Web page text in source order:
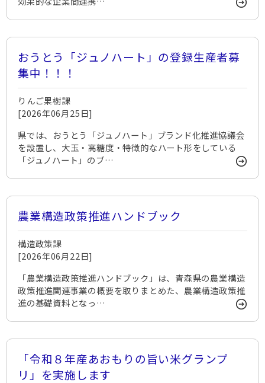
おうとう「ジュノハート」の登録生産者募
集中！！！
りんご果樹課
[2026年06月25日]
県では、おうとう「ジュノハート」ブランド化推進協議会
を設置し、大玉・高糖度・特徴的なハート形をしている
「ジュノハート」のブ…
農業構造政策推進ハンドブック
構造政策課
[2026年06月22日]
「農業構造政策推進ハンドブック」は、青森県の農業構造
政策推進関連事業の概要を取りまとめた、農業構造政策推
進の基礎資料となっ…
「令和８年産あおもりの旨い米グランプ
リ」を実施します